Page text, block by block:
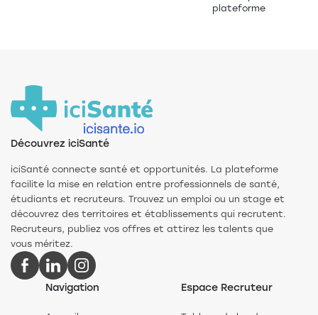
plateforme
Découvrez iciSanté
iciSanté connecte santé et opportunités. La plateforme
facilite la mise en relation entre professionnels de santé,
étudiants et recruteurs. Trouvez un emploi ou un stage et
découvrez des territoires et établissements qui recrutent.
Recruteurs, publiez vos offres et attirez les talents que
vous méritez.
Navigation Espace Recruteur